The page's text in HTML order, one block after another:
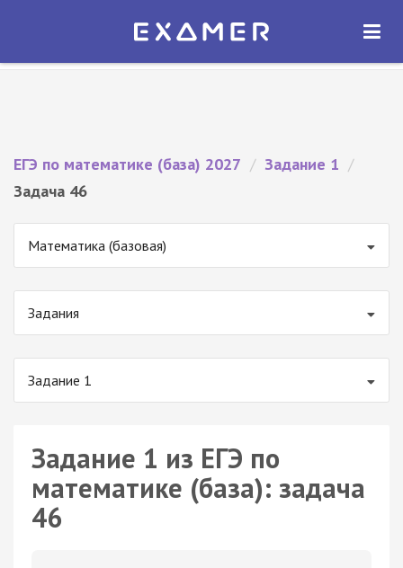
Экзамер — ЕГЭ 2027
ОТКРЫТЬ
ЕГЭ по математике (база) 2027 / Задание 1 /
Задача 46
Математика (базовая)
Задания
Задание 1
Задание 1 из ЕГЭ по
математике (база): задача
46